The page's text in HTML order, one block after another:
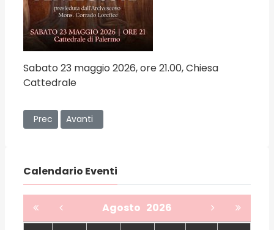
Sabato 23 maggio 2026, ore 21.00, Chiesa
Cattedrale
Articolo precedente: “Non abbiamo paura, nessuno ci
Prec Articolo successivo: “La Vita Consacrata a
Avanti
Calendario Eventi
Agosto 2026